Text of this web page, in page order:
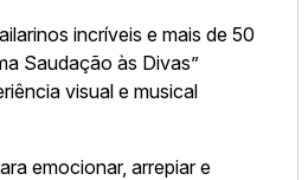
incríveis e mais de 50
Saudação às Divas”
visual e musical
emocionar, arrepiar e